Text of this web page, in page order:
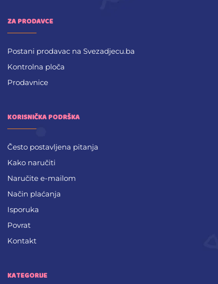
ZA PRODAVCE
Postani prodavac na Svezadjecu.ba
Kontrolna ploča
Prodavnice
KORISNIČKA PODRŠKA
Često postavljena pitanja
Kako naručiti
Naručite e-mailom
Način plaćanja
Isporuka
Povrat
Kontakt
KATEGORIJE